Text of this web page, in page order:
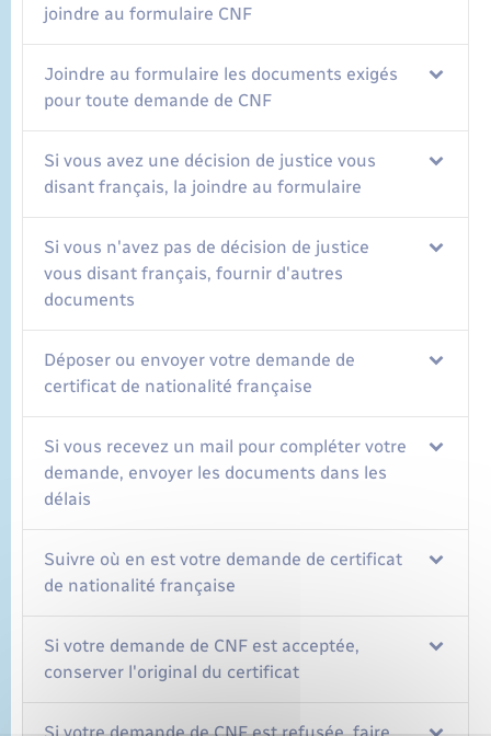
joindre au formulaire CNF
Joindre au formulaire les documents exigés
pour toute demande de CNF
Si vous avez une décision de justice vous
disant français, la joindre au formulaire
Si vous n'avez pas de décision de justice
vous disant français, fournir d'autres
documents
Déposer ou envoyer votre demande de
certificat de nationalité française
Si vous recevez un mail pour compléter votre
demande, envoyer les documents dans les
délais
Suivre où en est votre demande de certificat
de nationalité française
Si votre demande de CNF est acceptée,
conserver l'original du certificat